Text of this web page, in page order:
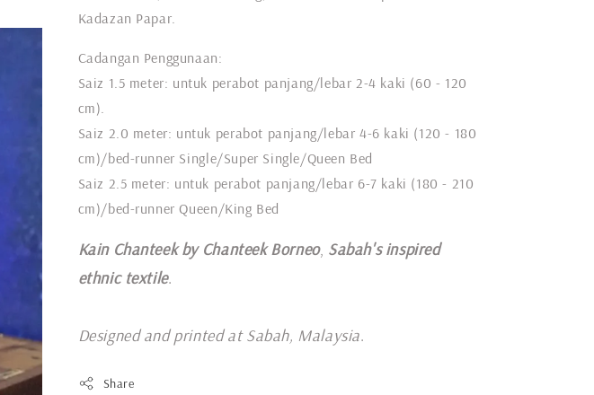
Kadazan Papar.
Cadangan Penggunaan:
Saiz 1.5 meter: untuk perabot panjang/lebar 2-4 kaki (60 - 120
cm).
Saiz 2.0 meter: untuk perabot panjang/lebar 4-6 kaki (120 - 180
cm)/bed-runner Single/Super Single/Queen Bed
Saiz 2.5 meter: untuk perabot panjang/lebar 6-7 kaki (180 - 210
cm)/bed-runner Queen/King Bed
Kain Chanteek by Chanteek Borneo, Sabah's inspired
ethnic textile.
Designed and printed at Sabah, Malaysia.
Share